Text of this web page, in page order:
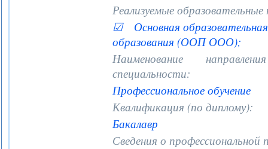
Реализуемые
☑ Основная
образования (ООП ООО);
Наименование
специальности:
Профессиональное обучение
Квалификация (по диплому):
Бакалавр
Сведения о профессиональной